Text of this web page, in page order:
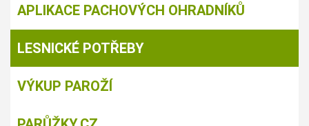
APLIKACE PACHOVÝCH OHRADNÍKŮ
LESNICKÉ POTŘEBY
VÝKUP PAROŽÍ